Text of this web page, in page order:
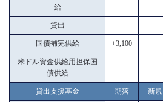
給
貸出
国債補完供給 +3,100
米ドル資金供給用担保国
債供給
貸出支援基金 期落 新規